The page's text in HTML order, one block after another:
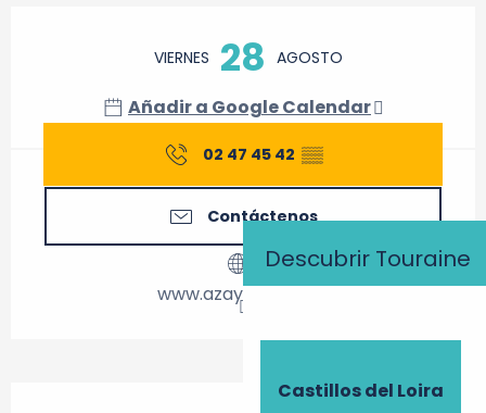
Descubrir Touraine
Castillos del Loira
VIERNES 28 AGOSTO
Añadir a Google Calendar
02 47 45 42 ▒▒
Contáctenos
www.azaylerideau.fr